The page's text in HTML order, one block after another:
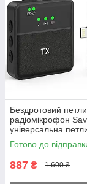
Бездротовий
радіомікрофон
універсальна
Lightning та Type-C
роз'ємами, для
Готово до
887 ₴ 1 600 ₴